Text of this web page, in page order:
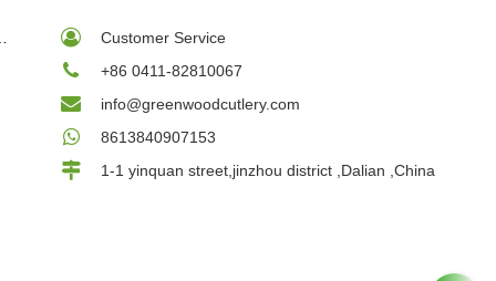
Großhandel
Customer Service
+86 0411-82810067
info@greenwoodcutlery.com
8613840907153
1-1 yinquan street,jinzhou district ,Dalian ,China